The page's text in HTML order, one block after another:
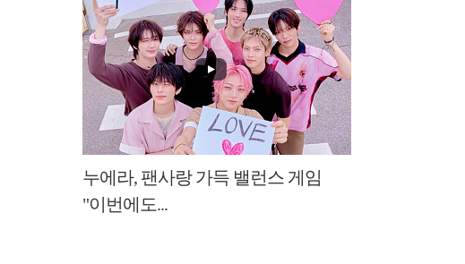
누에라, 팬사랑 가득 밸런스 게임
"이번에도...